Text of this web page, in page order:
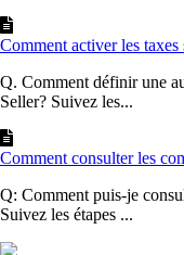
Comment activer les
Q. Comment définir une
Seller? Suivez les...
Comment consulter les
Q: Comment puis-je
Suivez les étapes ...